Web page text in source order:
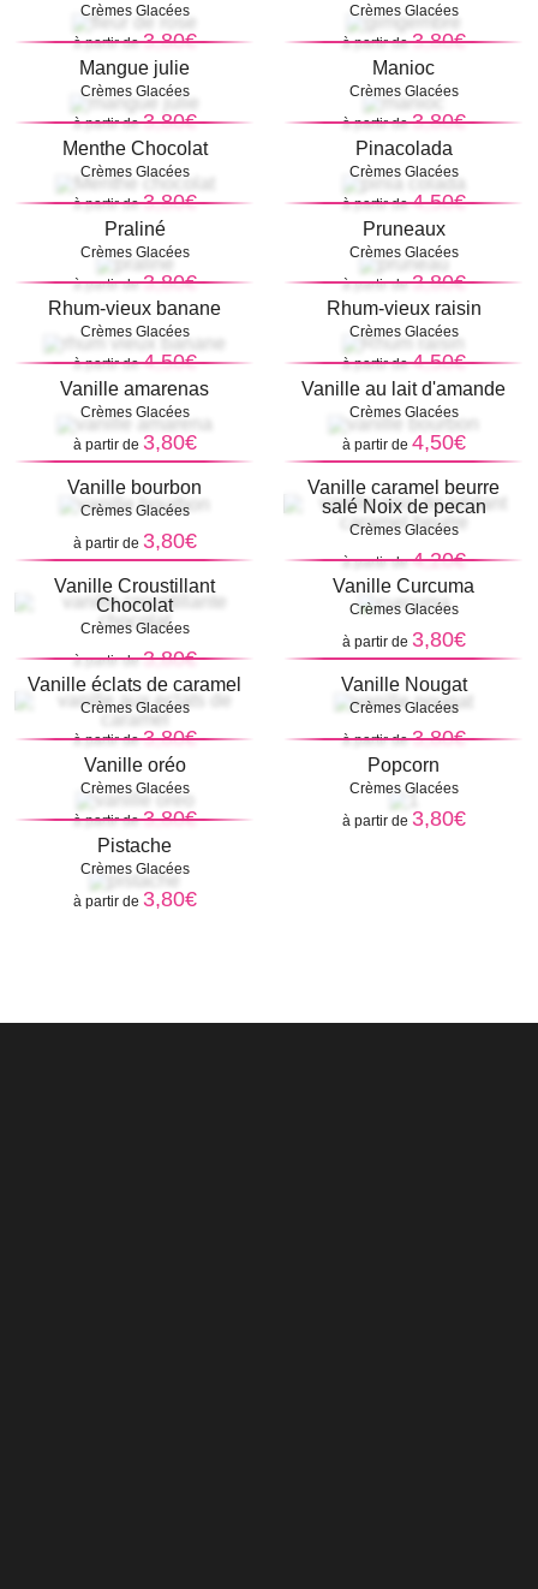
Crèmes Glacées
à partir de3,80€
Crèmes Glacées
à partir de3,80€
Mangue julie
Crèmes Glacées
à partir de3,80€
Manioc
Crèmes Glacées
à partir de3,80€
Menthe Chocolat
Crèmes Glacées
à partir de3,80€
Pinacolada
Crèmes Glacées
à partir de4,50€
Praliné
Crèmes Glacées
à partir de3,80€
Pruneaux
Crèmes Glacées
à partir de3,80€
Rhum-vieux banane
Crèmes Glacées
à partir de4,50€
Rhum-vieux raisin
Crèmes Glacées
à partir de4,50€
Vanille amarenas
Crèmes Glacées
à partir de 3,80€
Vanille au lait d'amande
Crèmes Glacées
à partir de 4,50€
Vanille bourbon
Crèmes Glacées
à partir de 3,80€
Vanille caramel beurre
salé Noix de pecan
Crèmes Glacées
à partir de4,20€
Vanille Croustillant
Chocolat
Crèmes Glacées
à partir de3,80€
Vanille Curcuma
Crèmes Glacées
à partir de 3,80€
Vanille éclats de caramel
Crèmes Glacées
à partir de3,80€
Vanille Nougat
Crèmes Glacées
à partir de3,80€
Vanille oréo
Crèmes Glacées
à partir de3,80€
Popcorn
Crèmes Glacées
à partir de 3,80€
Pistache
Crèmes Glacées
à partir de 3,80€